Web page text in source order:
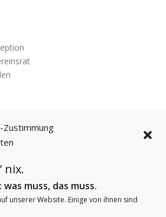
Zustimmung
nix.
muss, das muss.
unserer Website. Einige von ihnen sind